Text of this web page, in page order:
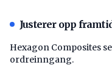
Justerer opp
Hexagon Composites
ordreinngang.